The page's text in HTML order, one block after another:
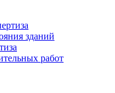
зданий
работ